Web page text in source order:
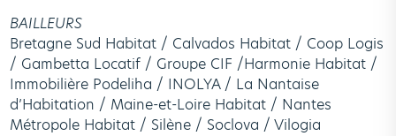
BAILLEURS
Bretagne Sud Habitat / Calvados Habitat / Coop Logis
/ Gambetta Locatif / Groupe CIF /Harmonie Habitat /
Immobilière Podeliha / INOLYA / La Nantaise
d’Habitation / Maine-et-Loire Habitat / Nantes
Métropole Habitat / Silène / Soclova / Vilogia